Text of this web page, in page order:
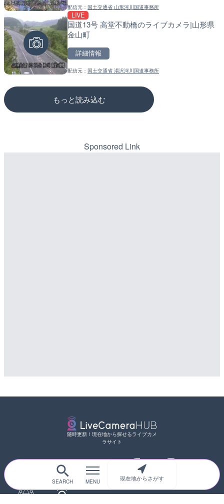
現在地からさがす
配信元：国土交通省 山形河川国道事務所
LIVE
国道13号 高堂不動橋のライブカメラ|山形県
金山町
詳細情報
配信元：国土交通省 湯沢河川国道事務所
もっと読み込む
詳細情報
配信元： YASU海の駅CLUB
LIVE
詳細情報
配信元：
詳細情報
配信元： 道の駅さがのせきPPカム
LIVE
詳細情報
配信元：
Sponsored Link
随時更新！現在地から探せるライブカメ
ラサイト
都道府県別 道路 河川 台風情報